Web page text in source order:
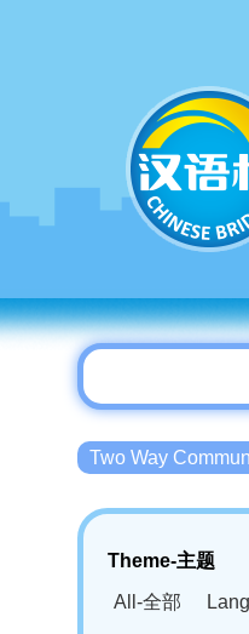
Two Way
Theme-主题
All-全部